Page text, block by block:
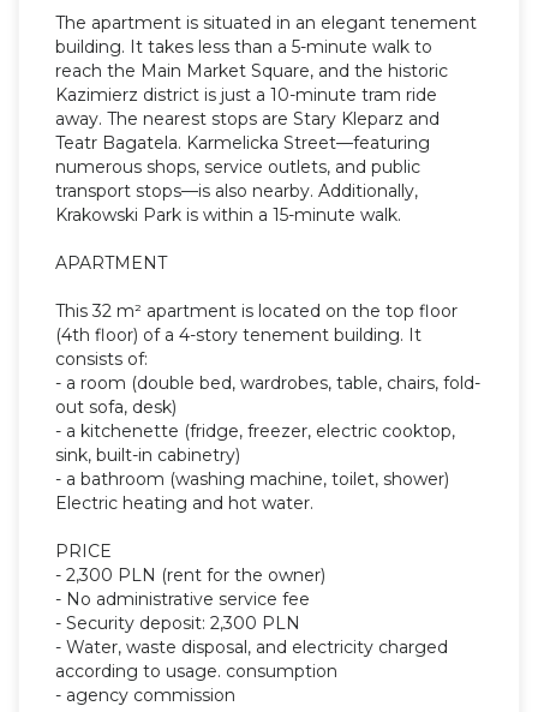
The apartment is situated in an elegant tenement
building. It takes less than a 5-minute walk to
reach the Main Market Square, and the historic
Kazimierz district is just a 10-minute tram ride
away. The nearest stops are Stary Kleparz and
Teatr Bagatela. Karmelicka Street—featuring
numerous shops, service outlets, and public
transport stops—is also nearby. Additionally,
Krakowski Park is within a 15-minute walk.
APARTMENT
This 32 m² apartment is located on the top floor
(4th floor) of a 4-story tenement building. It
consists of:
- a room (double bed, wardrobes, table, chairs, fold-
out sofa, desk)
- a kitchenette (fridge, freezer, electric cooktop,
sink, built-in cabinetry)
- a bathroom (washing machine, toilet, shower)
Electric heating and hot water.
PRICE
- 2,300 PLN (rent for the owner)
- No administrative service fee
- Security deposit: 2,300 PLN
- Water, waste disposal, and electricity charged
according to usage. consumption
- agency commission